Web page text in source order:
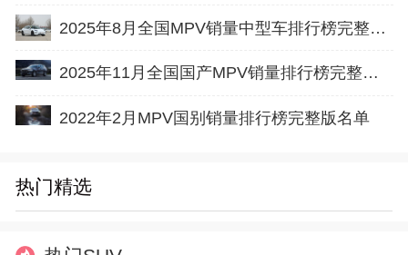
2025年8月全国MPV销量中型车排行榜完整版(批发量
2025年11月全国国产MPV销量排行榜完整版(出口量
2022年2月MPV国别销量排行榜完整版名单
热门精选